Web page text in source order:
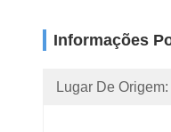
Informações
Lugar De Origem: